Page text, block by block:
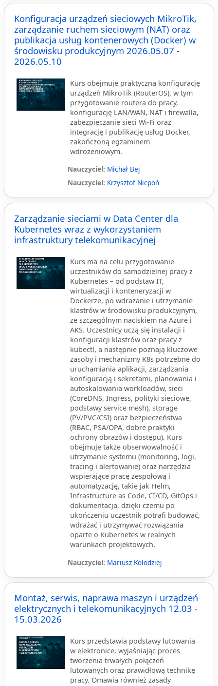
Konfiguracja urządzeń sieciowych MikroTik,
zarządzanie ruchem sieciowym (NAT) oraz
publikacja usług kontenerowych (Docker) w
środowisku produkcyjnym 2026.05.07 -
2026.05.10
Kurs obejmuje praktyczną konfigurację
urządzeń MikroTik (RouterOS), w tym
przygotowanie routera do pracy,
konfigurację LAN/WAN, NAT i firewalla,
zabezpieczanie sieci Wi-Fi oraz
integrację i publikację usług Docker,
zakończoną egzaminem
wdrożeniowym.
Nauczyciel: Michał Bej
Nauczyciel: Krzysztof Nicpoń
Zarządzanie sieciami w Data Center dla
Kubernetes wraz z wykorzystaniem
infrastruktury telekomunikacyjnej
Kurs ma na celu przygotowanie
uczestników do samodzielnej pracy z
Kubernetes – od podstaw IT,
wirtualizacji i konteneryzacji w
Dockerze, po wdrażanie i utrzymanie
klastrów w środowisku produkcyjnym,
ze szczególnym naciskiem na Azure i
AKS. Uczestnicy uczą się instalacji i
konfiguracji klastrów oraz pracy z
kubectl, a następnie poznają kluczowe
zasoby i mechanizmy K8s potrzebne do
uruchamiania aplikacji, zarządzania
konfiguracją i sekretami, planowania i
autoskalowania workloadów, sieci
(CoreDNS, Ingress, polityki sieciowe,
podstawy service mesh), storage
(PV/PVC/CSI) oraz bezpieczeństwa
(RBAC, PSA/OPA, dobre praktyki
ochrony obrazów i dostępu). Kurs
obejmuje także obserwowalność i
utrzymanie systemu (monitoring, logi,
tracing i alertowanie) oraz narzędzia
wspierające pracę zespołową i
automatyzację, takie jak Helm,
Infrastructure as Code, CI/CD, GitOps i
dokumentacja, dzięki czemu po
ukończeniu uczestnik potrafi budować,
wdrażać i utrzymywać rozwiązania
oparte o Kubernetes w realnych
warunkach projektowych.
Nauczyciel: Mariusz Kołodziej
Montaż, serwis, naprawa maszyn i urządzeń
elektrycznych i telekomunikacyjnych 12.03 -
15.03.2026
Kurs przedstawia podstawy lutowania
w elektronice, wyjaśniając proces
tworzenia trwałych połączeń
lutowanych oraz prawidłową technikę
pracy. Omawia również zasady